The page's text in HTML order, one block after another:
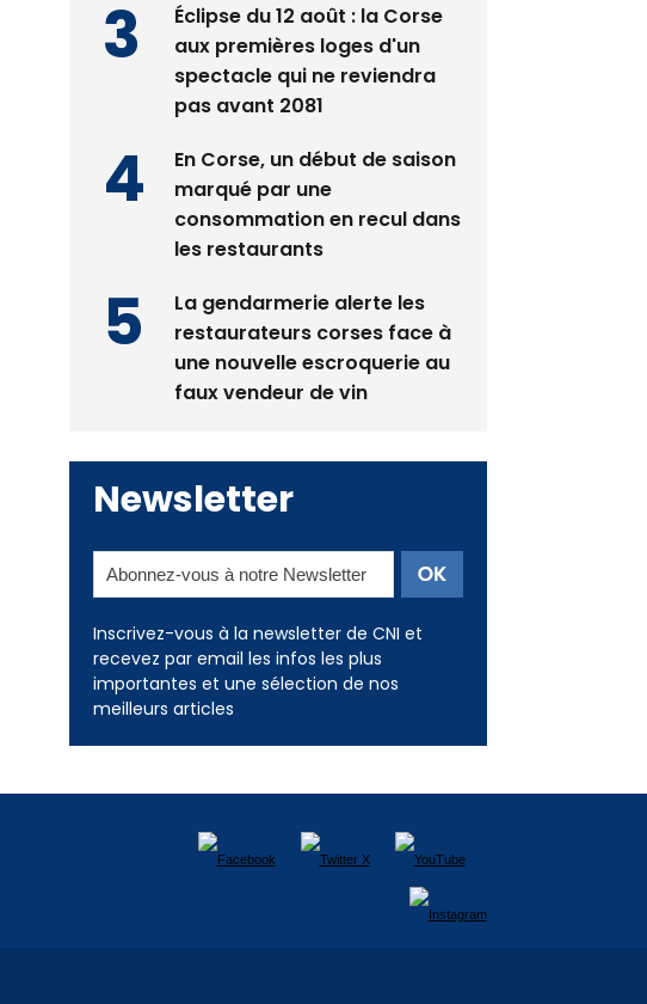
Éclipse du 12 août : la Corse
aux premières loges d'un
spectacle qui ne reviendra
pas avant 2081
En Corse, un début de saison
marqué par une
consommation en recul dans
les restaurants
La gendarmerie alerte les
restaurateurs corses face à
une nouvelle escroquerie au
faux vendeur de vin
Newsletter
Inscrivez-vous à la newsletter de CNI et
recevez par email les infos les plus
importantes et une sélection de nos
meilleurs articles